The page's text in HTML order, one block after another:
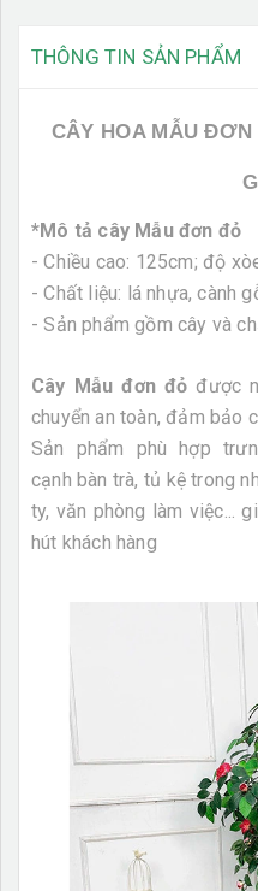
THÔNG TIN SẢN PHẨM
CÂY HOA MẪU
*Mô tả cây Mẫu đơn đỏ
- Chiều cao: 125cm; độ
- Chất liệu: lá nhựa, cành
- Sản phẩm gồm cây và
Cây Mẫu đơn đỏ được
chuyển an toàn, đảm bảo
Sản phẩm phù hợp
cạnh bàn trà, tủ kệ trong
ty, văn phòng làm việc...
hút khách hàng